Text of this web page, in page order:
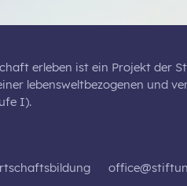
erleben ist ein Projekt der
lebensweltbezogenen und
I).